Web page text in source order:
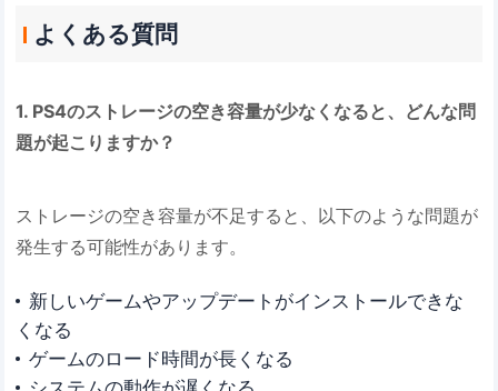
よくある質問
1. PS4のストレージの空き容量が少なくなると、どんな問
題が起こりますか？
ストレージの空き容量が不足すると、以下のような問題が
発生する可能性があります。
新しいゲームやアップデートがインストールできな
くなる
ゲームのロード時間が長くなる